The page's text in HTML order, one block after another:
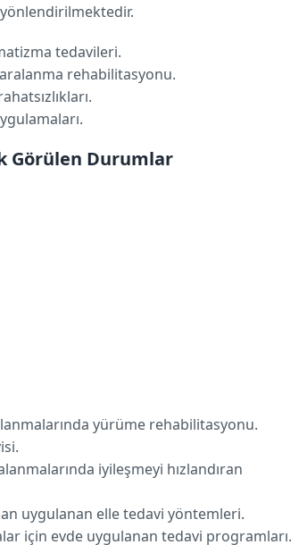
tedavileri.
rehabilitasyonu.
Görülen Durumlar
yürüme rehabilitasyonu.
iyileşmeyi hızlandıran
uygulanan elle tedavi yöntemleri.
için evde uygulanan tedavi programları.